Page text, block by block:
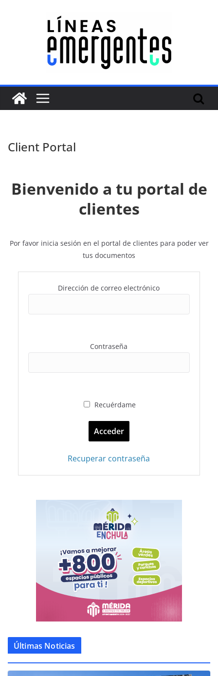
Client Portal
Bienvenido a tu portal de
clientes
Por favor inicia sesión en el portal de clientes para poder ver
tus documentos
Dirección de correo electrónico
Contraseña
Recuérdame
Recuperar contraseña
Últimas Noticias